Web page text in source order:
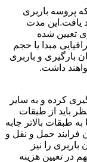
پروسه باربری
یافت.این مدت
تعیین شده
مبدا یا حجم
بارگیری و باربری
داشت.
کرده و به سایر
باید از طبقات
طبقات بالاتر جابه
فرایند حمل و نقل و
را نیز
در تعیین هزینه